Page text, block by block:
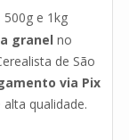
500g e 1kg
granel no
de São
via Pix
qualidade.